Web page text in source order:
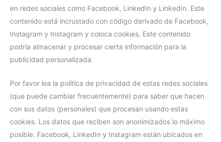
en redes sociales como Facebook, LinkedIn y LinkedIn. Este
contenido está incrustado con código derivado de Facebook,
Instagram y Instagram y coloca cookies. Este contenido
podría almacenar y procesar cierta información para la
publicidad personalizada.
Por favor lea la política de privacidad de estas redes sociales
(que puede cambiar frecuentemente) para saber que hacen
con sus datos (personales) que procesan usando estas
cookies. Los datos que reciben son anonimizados lo máximo
posible. Facebook, LinkedIn y Instagram están ubicados en